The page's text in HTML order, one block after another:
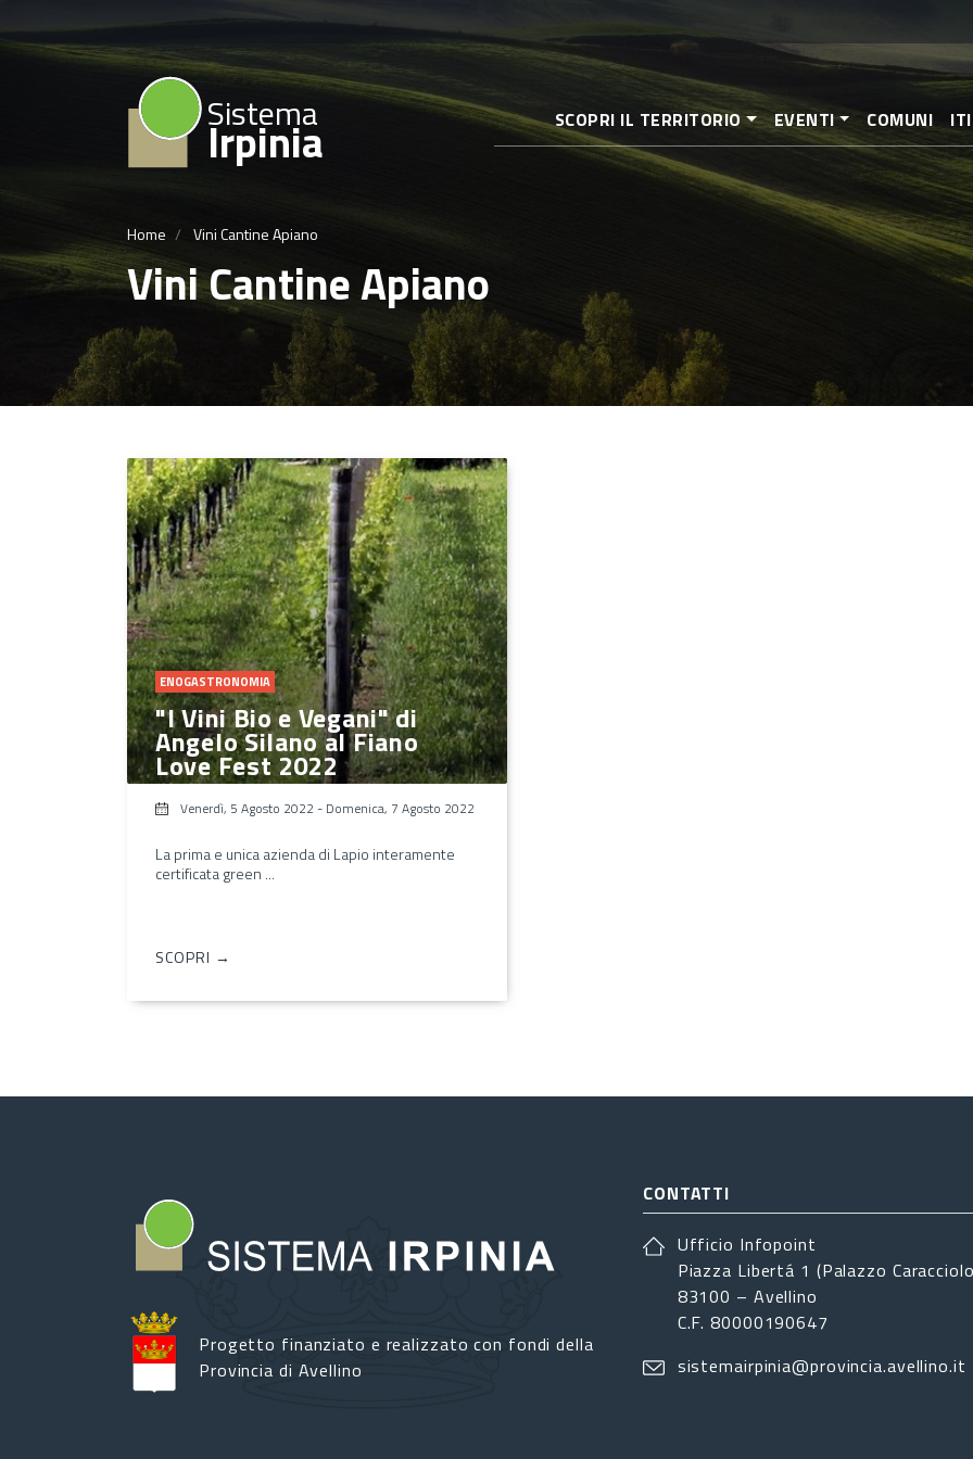
al
contenuto
principale
Sistema
Irpinia SCOPRI IL TERRITORIO EVENTI COMUNI
Home Vini Cantine Apiano
Vini Cantine Apiano
ENOGASTRONOMIA
"I Vini Bio e Vegani" di
Angelo Silano al Fiano
Love Fest 2022
Venerdì, 5 Agosto 2022 - Domenica, 7 Agosto 2022
La prima e unica azienda di Lapio interamente
certificata green ...
SCOPRI →
Progetto finanziato e realizzato con fondi della
Provincia di Avellino
CONTATTI
Ufficio Infopoint
Piazza Libertá 1 (Palazzo
83100 – Avellino
C.F. 80000190647
sistemairpinia@provincia.avellino.it